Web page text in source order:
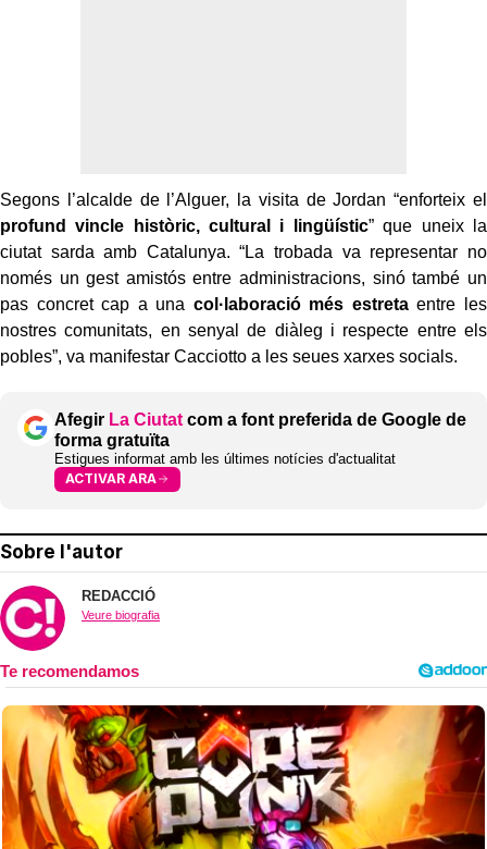
Segons l’alcalde de l’Alguer, la visita de Jordan “enforteix el
profund vincle històric, cultural i lingüístic” que uneix la
ciutat sarda amb Catalunya. “La trobada va representar no
només un gest amistós entre administracions, sinó també un
pas concret cap a una col·laboració més estretaentre les
nostres comunitats, en senyal de diàleg i respecte entre els
pobles”, va manifestar Cacciotto a les seues xarxes socials.
Afegir La Ciutat com a font preferida de Google de
forma gratuïta
Estigues informat amb les últimes notícies d'actualitat
ACTIVAR ARA
Sobre l'autor
REDACCIÓ
Veure biografia